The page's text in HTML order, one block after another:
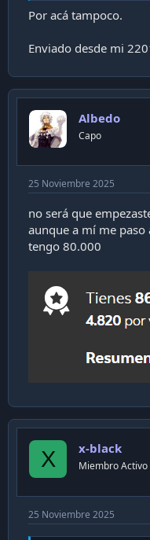
Por acá tampoco.
Enviado desde mi
Albedo
Capo
25 Noviembre 2025
no será que
aunque a mí me
tengo 80.000
X x-black
Miembro Activo
25 Noviembre 2025